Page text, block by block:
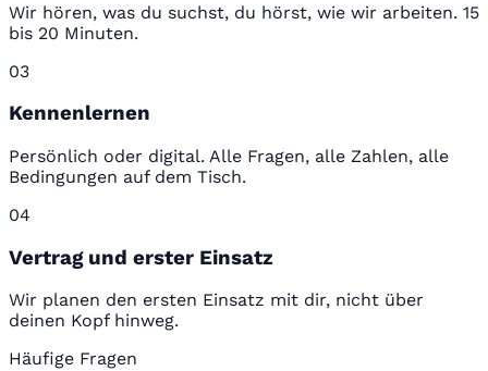
Wir hören, was du suchst, du hörst, wie wir arbeiten. 15
bis 20 Minuten.
03
Kennenlernen
Persönlich oder digital. Alle Fragen, alle Zahlen, alle
Bedingungen auf dem Tisch.
04
Vertrag und erster Einsatz
Wir planen den ersten Einsatz mit dir, nicht über
deinen Kopf hinweg.
Häufige Fragen